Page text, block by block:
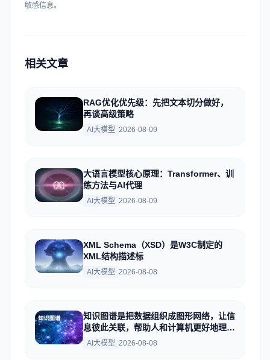
敏感信息。
相关文章
RAG优化优先级：先把文本切分做好，
再谈高级策略
AI大模型 2026-08-09
大语言模型核心原理：Transformer、训
练方法与AI代理
AI大模型 2026-08-09
XML Schema（XSD）是W3C制定的
XML结构描述标
AI大模型 2026-08-08
知识图谱是把数据组织成图形网络，让信
息彼此关联，帮助人和计算机更好地理解
数据
AI大模型 2026-08-08